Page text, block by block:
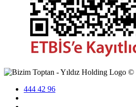
©
444 42 96